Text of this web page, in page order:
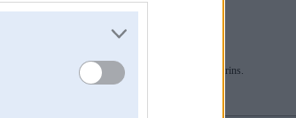
vairak griezes un mazliet mazaks degvielas paterins.